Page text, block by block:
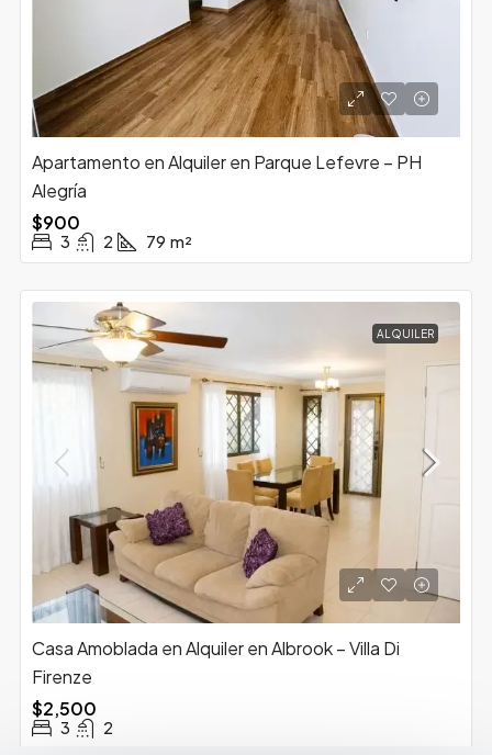
Apartamento en Alquiler en Parque Lefevre – PH
Alegría
$900
3 2 79 m²
ALQUILER
Casa Amoblada en Alquiler en Albrook – Villa Di
Firenze
$2,500
3 2